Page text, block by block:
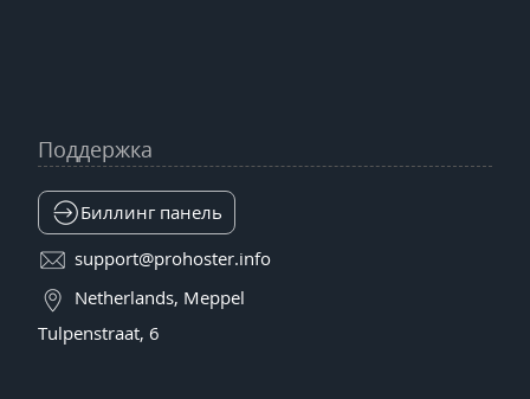
Поддержка
Биллинг панель
support@prohoster.info
Netherlands, Meppel
Tulpenstraat, 6